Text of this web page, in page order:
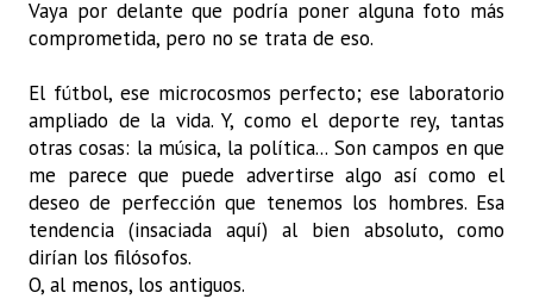
Vaya por delante que podría poner alguna foto más
comprometida, pero no se trata de eso.
El fútbol, ese microcosmos perfecto; ese laboratorio
ampliado de la vida. Y, como el deporte rey, tantas
otras cosas: la música, la política... Son campos en que
me parece que puede advertirse algo así como el
deseo de perfección que tenemos los hombres. Esa
tendencia (insaciada aquí) al bien absoluto, como
dirían los filósofos.
O, al menos, los antiguos.